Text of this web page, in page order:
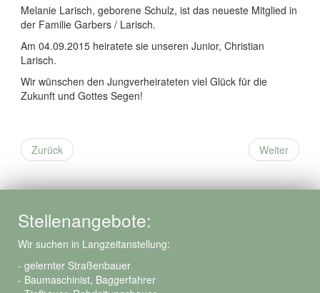
Melanie Larisch, geborene Schulz, ist das neueste Mitglied in
der Familie Garbers / Larisch.
Am 04.09.2015 heiratete sie unseren Junior, Christian
Larisch.
Wir wünschen den Jungverheirateten viel Glück für die
Zukunft und Gottes Segen!
Zurück Weiter
Stellenangebote:
Wir suchen in Langzeitanstellung:
- gelernter Straßenbauer
- Baumaschinist, Baggerfahrer